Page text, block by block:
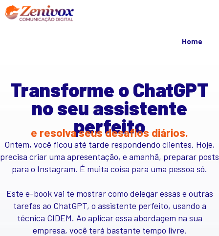
Home
Transforme o ChatGPT
no seu assistente
perfeito
e resolva seus desafios diários.
Ontem, você ficou até tarde respondendo clientes. Hoje,
precisa criar uma apresentação, e amanhã, preparar posts
para o Instagram. É muita coisa para uma pessoa só.
Este e-book vai te mostrar como delegar essas e outras
tarefas ao ChatGPT, o assistente perfeito, usando a
técnica CIDEM. Ao aplicar essa abordagem na sua
empresa, você terá bastante tempo livre.